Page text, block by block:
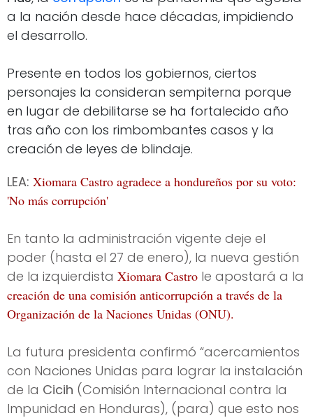
a la nación desde hace décadas, impidiendo
el desarrollo.
Presente en todos los gobiernos, ciertos
personajes la consideran sempiterna porque
en lugar de debilitarse se ha fortalecido año
tras año con los rimbombantes casos y la
creación de leyes de blindaje.
LEA: Xiomara Castro agradece a hondureños por su voto:
'No más corrupción'
En tanto la administración vigente deje el
poder (hasta el 27 de enero), la nueva gestión
de la izquierdista Xiomara Castro le apostará a la
creación de una comisión anticorrupción a través de la
Organización de la Naciones Unidas (ONU).
La futura presidenta confirmó “acercamientos
con Naciones Unidas para lograr la instalación
de la Cicih (Comisión Internacional contra la
Impunidad en Honduras), (para) que esto nos